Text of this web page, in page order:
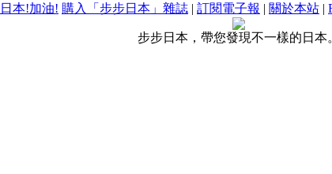
日本!加油! 購入「步步日本」雜誌 | 訂閱電子報 | 關於本站 |
步步日本，帶您發現不一樣的日本